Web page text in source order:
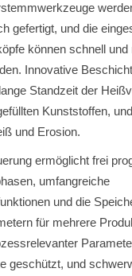
gefertigt, und die
können schnell und
Innovative
Standzeit der
Kunststoffen,
und Erosion.
ermöglicht frei
umfangreiche
und die
für mehrere
geschützt, und